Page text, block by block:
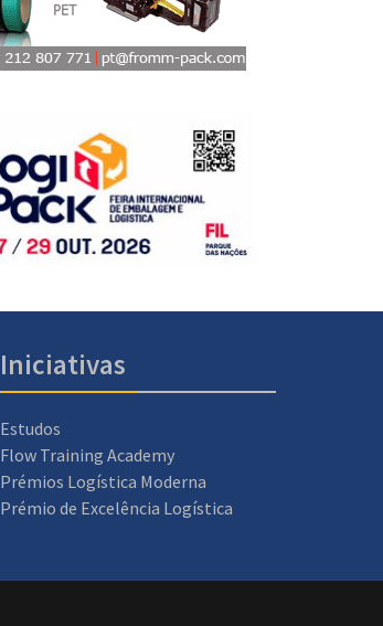
Iniciativas
Estudos
Flow Training Academy
Prémios Logística Moderna
Prémio de Excelência Logística